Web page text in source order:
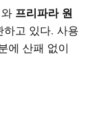
프리파라 원
고 있다. 사용
에 산패 없이